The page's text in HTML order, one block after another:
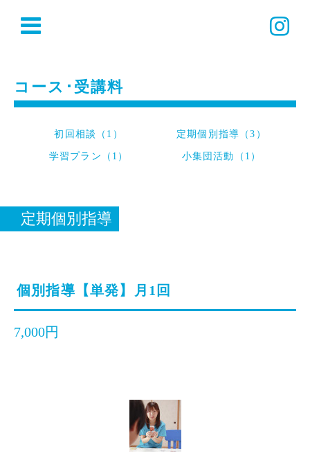
コース･受講料
初回相談（1） 定期個別指導（3）
学習プラン（1） 小集団活動（1）
定期個別指導
個別指導【単発】月1回
7,000円